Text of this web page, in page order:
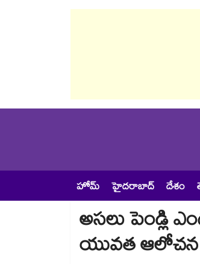
హోమ్ హైదరాబాద్ దేశం
అసలు పెండ్లి
యువత ఆలోచన